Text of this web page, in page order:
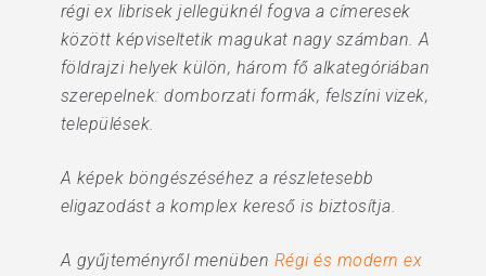
régi ex librisek jellegüknél fogva a címeresek
között képviseltetik magukat nagy számban. A
földrajzi helyek külön, három fő alkategóriában
szerepelnek: domborzati formák, felszíni vizek,
települések.
A képek böngészéséhez a részletesebb
eligazodást a komplex kereső is biztosítja.
A gyűjteményről menüben Régi és modern ex